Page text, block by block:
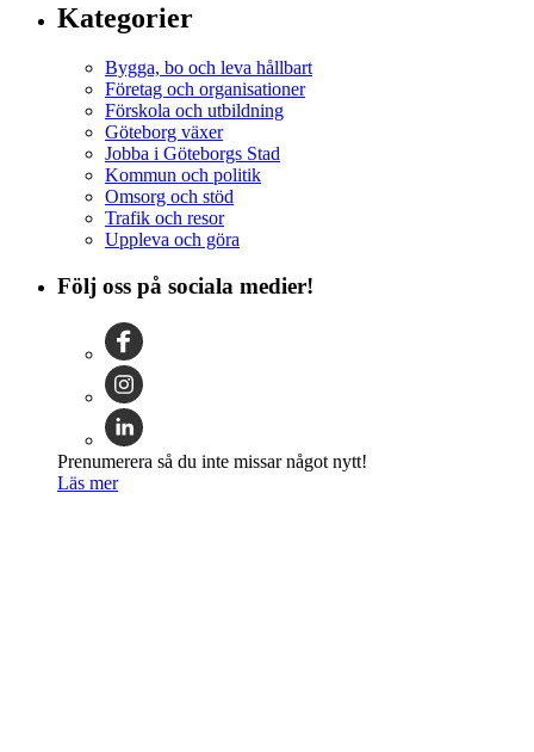
Kategorier
Bygga, bo och leva hållbart
Företag och organisationer
Förskola och utbildning
Göteborg växer
Jobba i Göteborgs Stad
Kommun och politik
Omsorg och stöd
Trafik och resor
Uppleva och göra
Följ oss på sociala medier!
Prenumerera så du inte missar något nytt!
Läs mer